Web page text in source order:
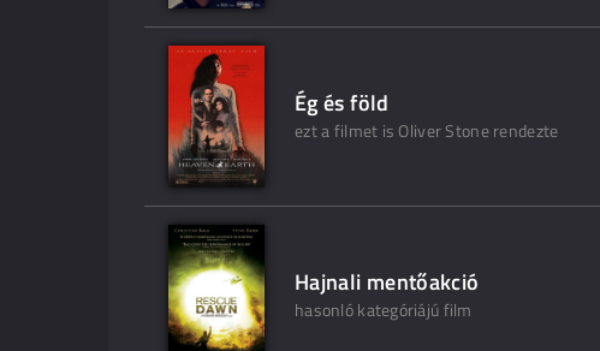
Ég és föld
ezt a filmet is Oliver Stone rendezte
Hajnali mentőakció
hasonló kategóriájú film